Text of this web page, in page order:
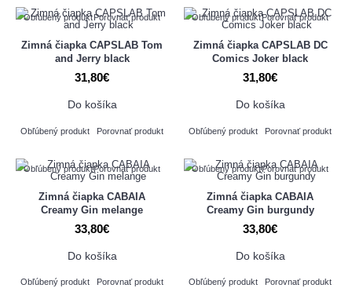
Obľúbený produkt Porovnať produkt
Zimná čiapka CAPSLAB Tom
and Jerry black
31,80€
Do košíka
Obľúbený produkt Porovnať produkt
Obľúbený produktPorovnať produkt
Zimná čiapka CAPSLAB DC
Comics Joker black
31,80€
Do košíka
Obľúbený produkt Porovnať produkt
Obľúbený produktPorovnať produkt
Zimná čiapka CABAIA
Creamy Gin melange
33,80€
Do košíka
Obľúbený produkt Porovnať produkt
Obľúbený produktPorovnať produkt
Zimná čiapka CABAIA
Creamy Gin burgundy
33,80€
Do košíka
Obľúbený produkt Porovnať produkt